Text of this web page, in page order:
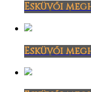
Esküvői
Esküvői